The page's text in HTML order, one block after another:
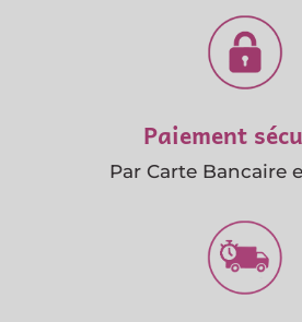
Paiement
Par Carte Bancaire